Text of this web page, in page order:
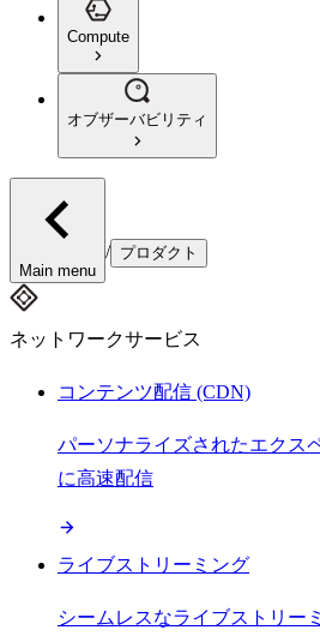
Compute
オブザーバビリティ
Main menu
/ プロダクト
ネットワークサービス
コンテンツ配信 (CDN)
パーソナライズされたエクス
に高速配信
ライブストリーミング
シームレスなライブストリー